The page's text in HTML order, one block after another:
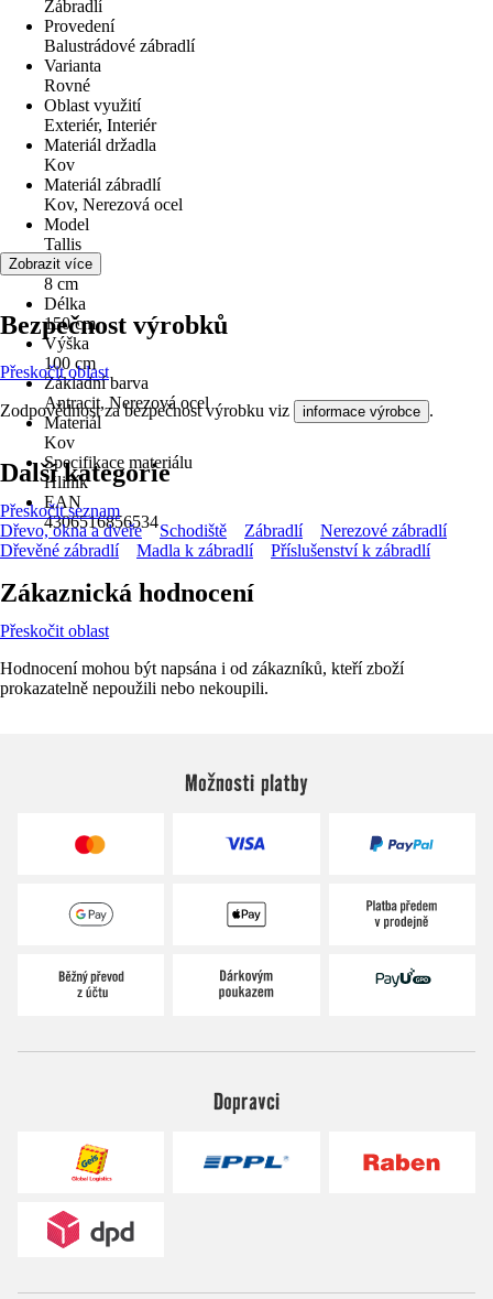
Zábradlí
Provedení
Balustrádové zábradlí
Varianta
Rovné
Oblast využití
Exteriér, Interiér
Materiál držadla
Kov
Materiál zábradlí
Kov, Nerezová ocel
Model
Tallis
Šířka
8 cm
Délka
150 cm
Výška
100 cm
Základní barva
Antracit, Nerezová ocel
Materiál
Kov
Specifikace materiálu
Hliník
EAN
4306516856534
Zobrazit více
Bezpečnost výrobků
Přeskočit oblast
Zodpovědnost za bezpečnost výrobku viz informace výrobce .
Další kategorie
Přeskočit seznam
Dřevo, okna a dveře
Schodiště Zábradlí
Nerezové zábradlí
Dřevěné zábradlí
Madla k zábradlí Příslušenství k zábradlí
Zákaznická hodnocení
Přeskočit oblast
Hodnocení mohou být napsána i od zákazníků, kteří zboží
prokazatelně nepoužili nebo nekoupili.
Možnosti platby
Dopravci